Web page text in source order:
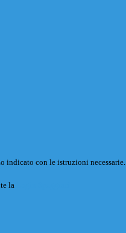
indicato con le istruzioni necessarie.
la